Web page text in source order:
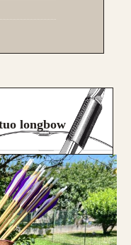
longbow